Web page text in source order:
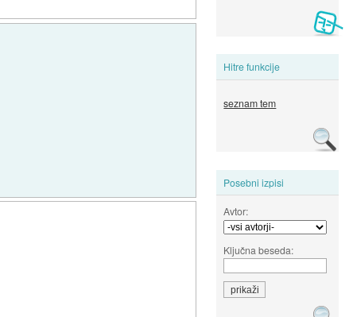
Hitre funkcije
seznam tem
Posebni izpisi
Avtor:
Ključna beseda: